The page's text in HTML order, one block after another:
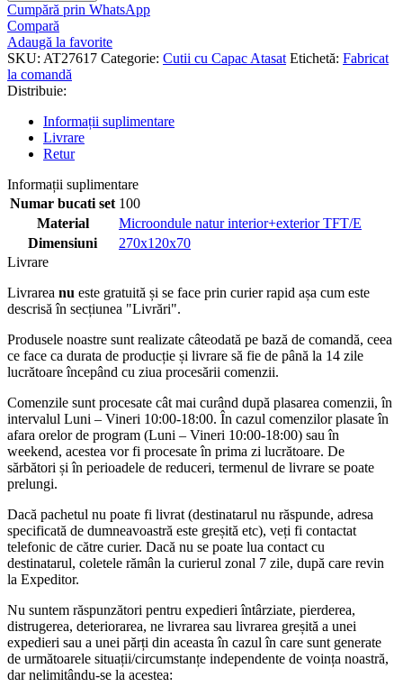
Cumpără prin WhatsApp
Compară
Adaugă la favorite
SKU: AT27617 Categorie: Cutii cu Capac Atasat Etichetă: Fabricat
la comandă
Distribuie:
Informații suplimentare
Livrare
Retur
Informații suplimentare
Numar bucati set 100
Material
Microondule natur interior+exterior TFT/E
Dimensiuni
270x120x70
Livrare
Livrarea nu este gratuită și se face prin curier rapid așa cum este
descrisă în secțiunea "Livrări".
Produsele noastre sunt realizate câteodată pe bază de comandă, ceea
ce face ca durata de producție și livrare să fie de până la 14 zile
lucrătoare începând cu ziua procesării comenzii.
Comenzile sunt procesate cât mai curând după plasarea comenzii, în
intervalul Luni – Vineri 10:00-18:00. În cazul comenzilor plasate în
afara orelor de program (Luni – Vineri 10:00-18:00) sau în
weekend, acestea vor fi procesate în prima zi lucrătoare. De
sărbători și în perioadele de reduceri, termenul de livrare se poate
prelungi.
Dacă pachetul nu poate fi livrat (destinatarul nu răspunde, adresa
specificată de dumneavoastră este greșită etc), veți fi contactat
telefonic de către curier. Dacă nu se poate lua contact cu
destinatarul, coletele rămân la curierul zonal 7 zile, după care revin
la Expeditor.
Nu suntem răspunzători pentru expedieri întârziate, pierderea,
distrugerea, deteriorarea, ne livrarea sau livrarea greșită a unei
expedieri sau a unei părți din aceasta în cazul în care sunt generate
de următoarele situații/circumstanțe independente de voința noastră,
dar nelimitându-se la acestea: